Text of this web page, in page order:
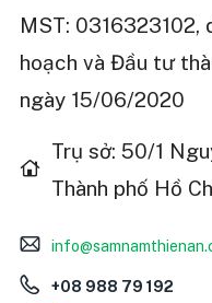
MST: 0316323102,
hoạch và Đầu tư
ngày 15/06/2020
Trụ sở: 50/1
Thành phố Hồ
+08 988 79 192